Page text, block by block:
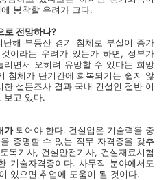
봉착할 우려가 크다.
로 전망하나?
해 부동산 경기 침체로 부실이 증가
이라는 우려가 있는가 하면, 정부가
리면서 오히려 유망할 수 있다는 희망
침체가 단기간에 회복되기는 쉽지 않
설문조사 결과 국내 건설인 절반 이
보고 있다.
가되어야 한다. 건설업은 기술력을 중
증명할 수 있는 직무 자격증을 갖추
목기사, 건설안전기사, 건설재료시험
기술자격증이다. 사무직 분야에서도
있으면 취업에 도움이 될 것이다.